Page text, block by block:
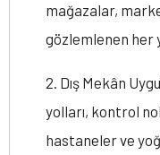
mağazalar,
gözlemlenen her
2. Dış Mekân
yolları, kontrol
hastaneler ve